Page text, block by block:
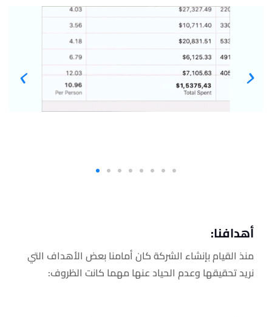
أهدافنا:
منذ القيام بإنشاء الشركة كان أمامنا بعض الأهداف التي
نريد تحقيقها وعدم الحياد عنها مهما كانت الظروف: